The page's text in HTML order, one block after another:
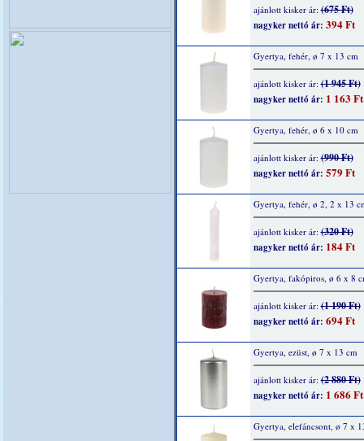
ajánlott kisker ár:(675 Ft)
nagyker nettó ár: 394 Ft
Gyertya, fehér, ø 7 x 13 cm
ajánlott kisker ár:(1 945 Ft)
nagyker nettó ár: 1 163 Ft
Gyertya, fehér, ø 6 x 10 cm
ajánlott kisker ár:(990 Ft)
nagyker nettó ár: 579 Ft
Gyertya, fehér, ø 2, 2 x 13
ajánlott kisker ár:(320 Ft)
nagyker nettó ár: 184 Ft
Gyertya, fakópiros, ø 6 x 8
ajánlott kisker ár:(1 190 Ft)
nagyker nettó ár: 694 Ft
Gyertya, ezüst, ø 7 x 13 cm
ajánlott kisker ár:(2 880 Ft)
nagyker nettó ár: 1 686 Ft
Gyertya, elefáncsont, ø 7 x